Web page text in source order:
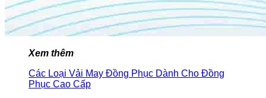
Xem thêm
Các Loại Vải May Đồng Phục Dành Cho Đồng
Phục Cao Cấp